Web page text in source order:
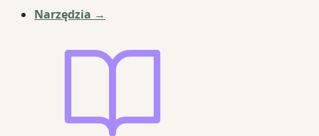
Narzędzia →